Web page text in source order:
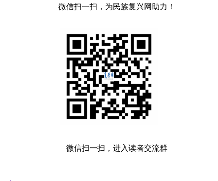
微信扫一扫，为民族复兴网助力！
微信扫一扫，进入读者交流群